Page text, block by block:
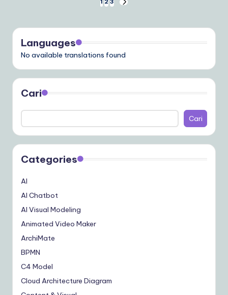
pos
1 2 3
NEXT
Languages
No available translations found
Cari
Cari
Categories
AI
AI Chatbot
AI Visual Modeling
Animated Video Maker
ArchiMate
BPMN
C4 Model
Cloud Architecture Diagram